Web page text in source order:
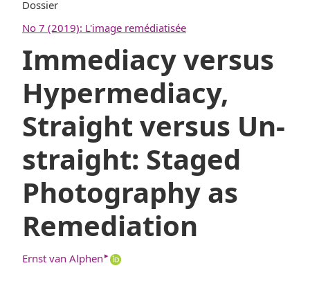
Dossier
No 7 (2019): L'image remédiatisée
Immediacy versus
Hypermediacy,
Straight versus Un-
straight: Staged
Photography as
Remediation
Ernst van Alphen ▸